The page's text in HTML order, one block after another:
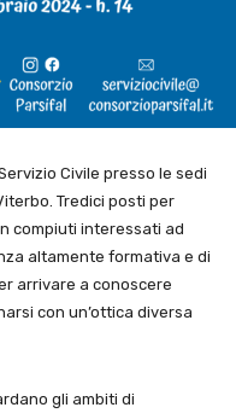
Civile presso le sedi
Tredici posti per
compiuti interessati ad
altamente formativa e di
arrivare a conoscere
con un’ottica diversa
gli ambiti di